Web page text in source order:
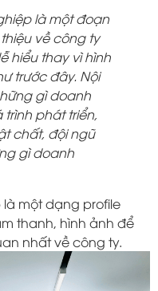
là một đoạn
về công ty
hiểu thay vì hình
trước đây. Nội
gì doanh
phát triển,
chất, đội ngũ
gì doanh
một dạng profile
thanh, hình ảnh để
nhất về công ty.